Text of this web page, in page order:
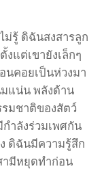
ม่รู้ ดิฉันสงสารลูก
แต่เขายังเล็กๆ
นคอยเป็นห่วงมา
แน่น พลังด้าน
มชาติของสัตว์
ำลังร่วมเพศกัน
ดิฉันมีความรู้สึก
ามีหยุดทำก่อน